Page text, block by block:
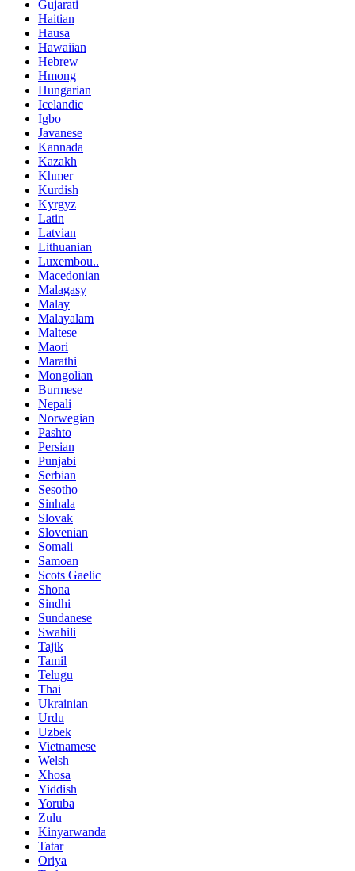
Gujarati
Haitian
Hausa
Hawaiian
Hebrew
Hmong
Hungarian
Icelandic
Igbo
Javanese
Kannada
Kazakh
Khmer
Kurdish
Kyrgyz
Latin
Latvian
Lithuanian
Luxembou..
Macedonian
Malagasy
Malay
Malayalam
Maltese
Maori
Marathi
Mongolian
Burmese
Nepali
Norwegian
Pashto
Persian
Punjabi
Serbian
Sesotho
Sinhala
Slovak
Slovenian
Somali
Samoan
Scots Gaelic
Shona
Sindhi
Sundanese
Swahili
Tajik
Tamil
Telugu
Thai
Ukrainian
Urdu
Uzbek
Vietnamese
Welsh
Xhosa
Yiddish
Yoruba
Zulu
Kinyarwanda
Tatar
Oriya